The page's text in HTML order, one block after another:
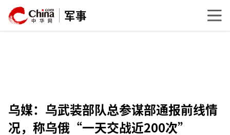
军事
乌媒：乌武装部队总参谋部通报前线情
况，称乌俄“一天交战近200次”